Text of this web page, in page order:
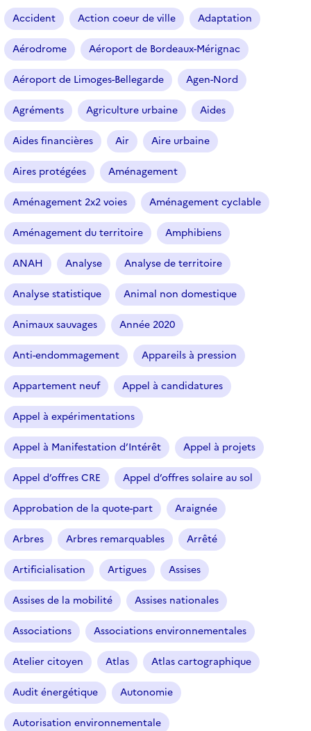
Accident Action coeur de ville Adaptation
Aérodrome Aéroport de Bordeaux-Mérignac
Aéroport de Limoges-Bellegarde Agen-Nord
Agréments Agriculture urbaine Aides
Aides financières Air Aire urbaine
Aires protégées Aménagement
Aménagement 2x2 voies Aménagement cyclable
Aménagement du territoire Amphibiens
ANAH Analyse Analyse de territoire
Analyse statistique Animal non domestique
Animaux sauvages Année 2020
Anti-endommagement Appareils à pression
Appartement neuf Appel à candidatures
Appel à expérimentations
Appel à Manifestation d’Intérêt Appel à projets
Appel d’offres CRE Appel d’offres solaire au sol
Approbation de la quote-part Araignée
Arbres Arbres remarquables Arrêté
Artificialisation Artigues Assises
Assises de la mobilité Assises nationales
Associations Associations environnementales
Atelier citoyen Atlas Atlas cartographique
Audit énergétique Autonomie
Autorisation environnementale